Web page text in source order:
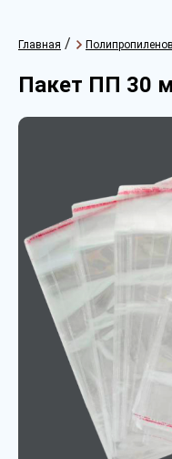
Главная /
Пакет ПП 30